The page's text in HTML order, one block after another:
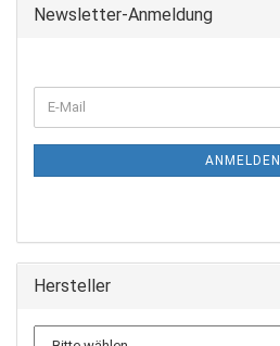
Newsletter-Anmeldung
ANMELDEN
Hersteller